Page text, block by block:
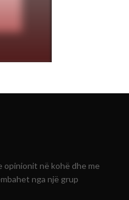
opinionit në kohë dhe me
nga një grup